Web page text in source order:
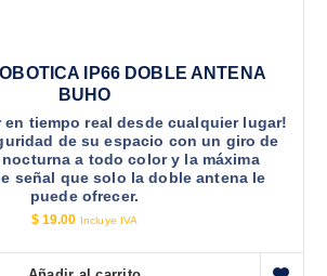
IP66 DOBLE ANTENA
BUHO
en tiempo real desde cualquier lugar!
de su espacio con un giro de
a todo color y la máxima
señal que solo la doble antena le
puede ofrecer.
$19.00 Incluye IVA